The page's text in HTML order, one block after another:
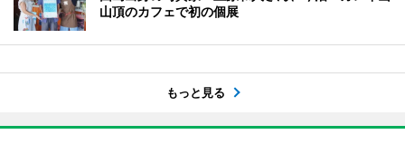
山頂のカフェで初の個展
もっと見る